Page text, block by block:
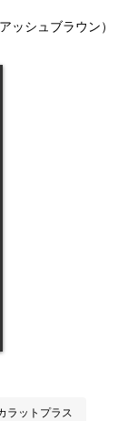
シュブラウン）
ラットプラス